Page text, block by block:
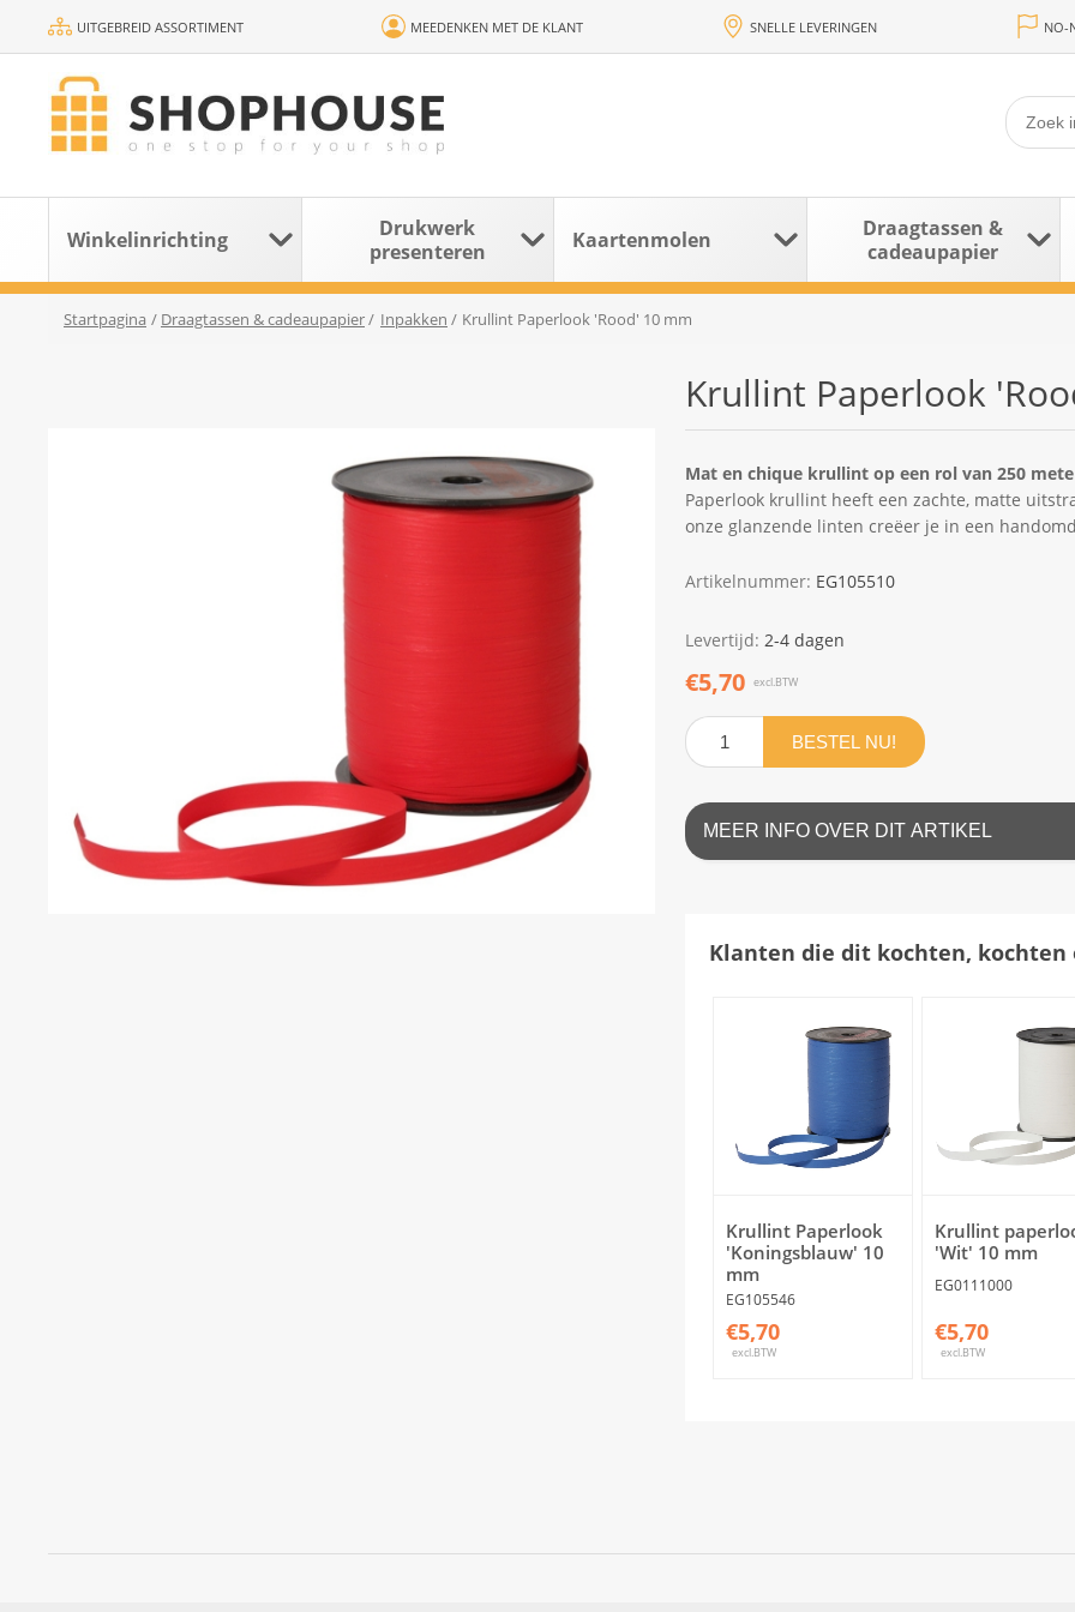
UITGEBREID ASSORTIMENT MEEDENKEN MET DE KLANT SNELLE LEVERINGEN NO-
Winkelinrichting
Drukwerk
presenteren
Kaartenmolen
Draagtassen &
cadeaupapier
Startpagina / Draagtassen & cadeaupapier/ Inpakken / Krullint Paperlook 'Rood' 10 mm
Krullint Paperlook
Mat en chique krullint op een rol van 250
Paperlook krullint heeft een zachte, matte
onze glanzende linten creëer je in een
Artikelnummer: EG105510
Levertijd: 2-4 dagen
€5,70 excl.BTW
BESTEL NU!
MEER INFO OVER DIT ARTIKEL
Klanten die dit kochten, kochten
Krullint Paperlook
'Koningsblauw' 10
mm
EG105546
€5,70
excl.BTW
Krullint
'Wit' 10 mm
EG0111000
€5,70
excl.BTW